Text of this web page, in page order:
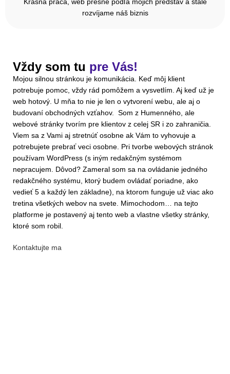
rozvíjame náš biznis
Vždy som tu pre Vás!
Mojou silnou stránkou je komunikácia. Keď môj klient
potrebuje pomoc, vždy rád pomôžem a vysvetlím. Aj keď už je
web hotový. U mňa to nie je len o vytvorení webu, ale aj o
budovaní obchodných vzťahov. Som z Humenného, ale
webové stránky tvorím pre klientov z celej SR i zo zahraničia.
Viem sa z Vami aj stretnúť osobne ak Vám to vyhovuje a
potrebujete prebrať veci osobne. Pri tvorbe webových stránok
používam WordPress (s iným redakčným systémom
nepracujem. Dôvod? Zameral som sa na ovládanie jedného
redakčného systému, ktorý budem ovládať poriadne, ako
vedieť 5 a každý len základne), na ktorom funguje už viac ako
tretina všetkých webov na svete. Mimochodom… na tejto
platforme je postavený aj tento web a vlastne všetky stránky,
ktoré som robil.
Kontaktujte ma